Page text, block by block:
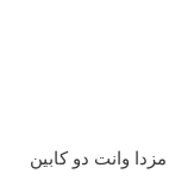
مزدا وانت دو کابین